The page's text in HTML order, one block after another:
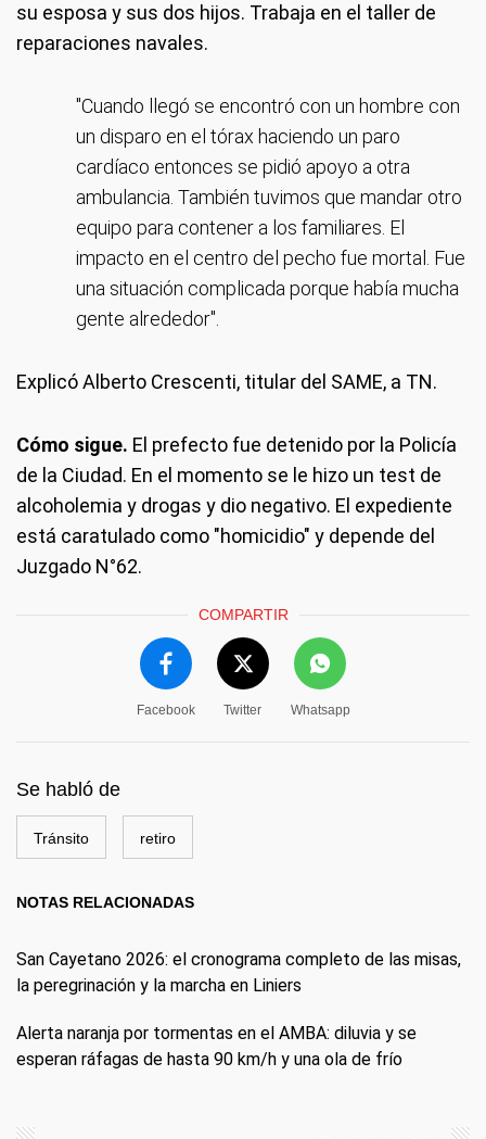
su esposa y sus dos hijos. Trabaja en el taller de
reparaciones navales.
"Cuando llegó se encontró con un hombre con
un disparo en el tórax haciendo un paro
cardíaco entonces se pidió apoyo a otra
ambulancia. También tuvimos que mandar otro
equipo para contener a los familiares. El
impacto en el centro del pecho fue mortal. Fue
una situación complicada porque había mucha
gente alrededor".
Explicó Alberto Crescenti, titular del SAME, a TN.
Cómo sigue. El prefecto fue detenido por la Policía
de la Ciudad. En el momento se le hizo un test de
alcoholemia y drogas y dio negativo. El expediente
está caratulado como "homicidio" y depende del
Juzgado N°62.
COMPARTIR
Facebook Twitter Whatsapp
Se habló de
Tránsito retiro
NOTAS RELACIONADAS
San Cayetano 2026: el cronograma completo de las misas,
la peregrinación y la marcha en Liniers
Alerta naranja por tormentas en el AMBA: diluvia y se
esperan ráfagas de hasta 90 km/h y una ola de frío